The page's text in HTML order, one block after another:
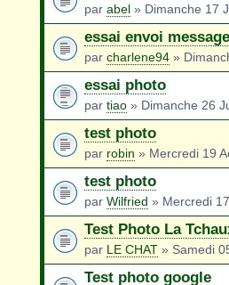
par abel » Dimanche 17
essai envoi message
par charlene94 »
essai photo
par tiao » Dimanche 26
test photo
par robin » Mercredi 19
test photo
par Wilfried » Mercredi
Test Photo La
par LE CHAT » Samedi
Test photo google